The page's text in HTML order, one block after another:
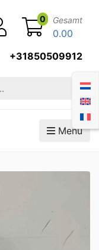
+31850509912
0 Gesamt
0.00
Menü